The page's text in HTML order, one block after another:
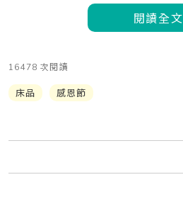
閱讀全文
16478 次閱讀
床品 感恩節